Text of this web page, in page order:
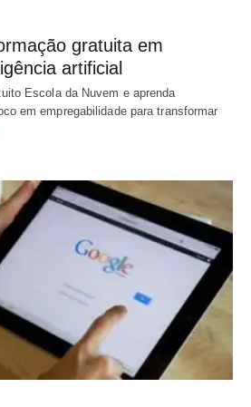
gratuita em
artificial
Escola da Nuvem e aprenda
em empregabilidade para transformar